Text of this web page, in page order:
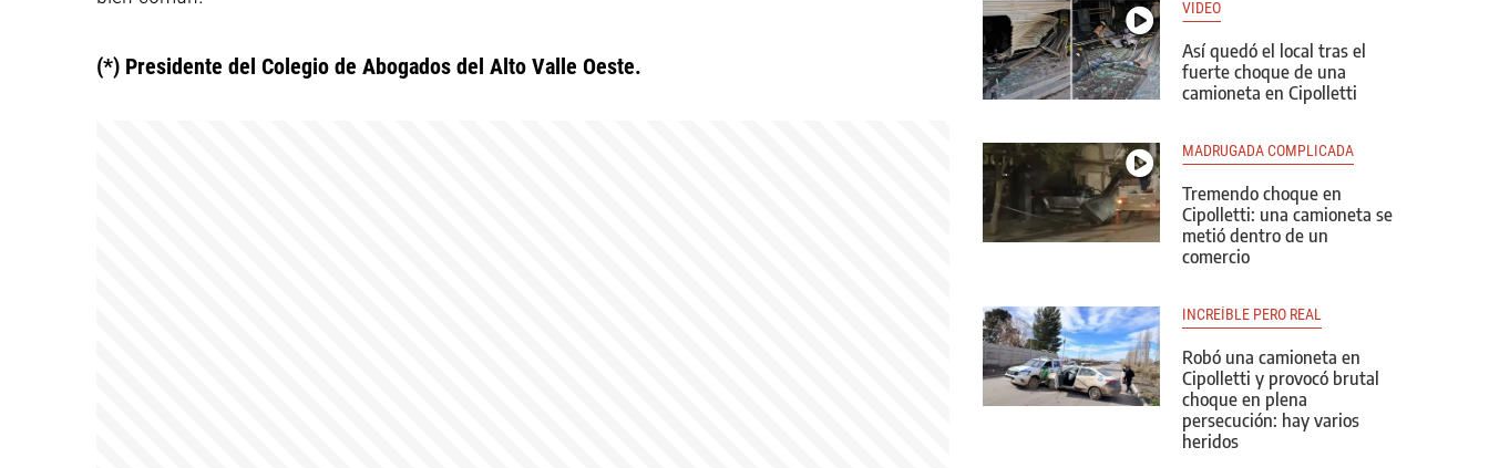
(*) Presidente del Colegio de Abogados del Alto Valle Oeste.
VIDEO
Así quedó el local tras el
fuerte choque de una
camioneta en Cipolletti
MADRUGADA COMPLICADA
Tremendo choque en
Cipolletti: una camioneta se
metió dentro de un
comercio
INCREÍBLE PERO REAL
Robó una camioneta en
Cipolletti y provocó brutal
choque en plena
persecución: hay varios
heridos